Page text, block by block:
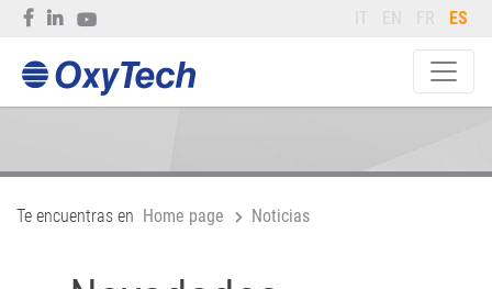
IT EN FR ES
Te encuentras en Home page Noticias